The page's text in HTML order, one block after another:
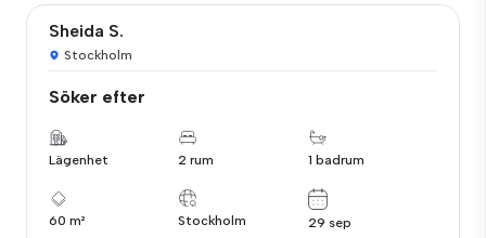
Sheida S.
Stockholm
Söker efter
Lägenhet 2 rum 1 badrum
60 m² Stockholm 29 sep